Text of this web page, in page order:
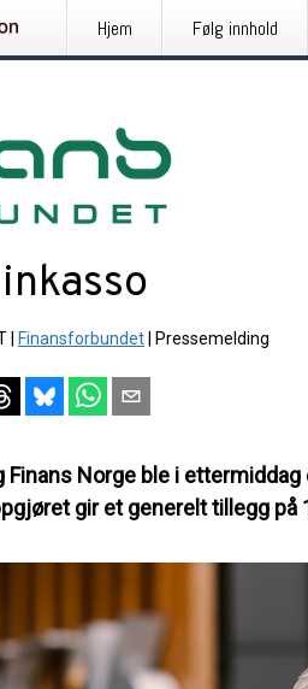
Hjem Følg innhold
Finansforbundet Pressemelding
Finans Norge ble i
gir et generelt tillegg på